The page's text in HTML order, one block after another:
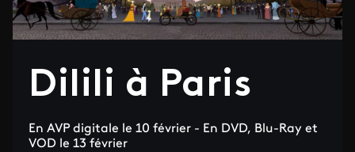
Dilili à Paris
En AVP digitale le 10 février - En DVD, Blu-Ray et
VOD le 13 février